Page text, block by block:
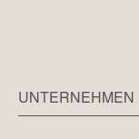
UNTERNEHMEN